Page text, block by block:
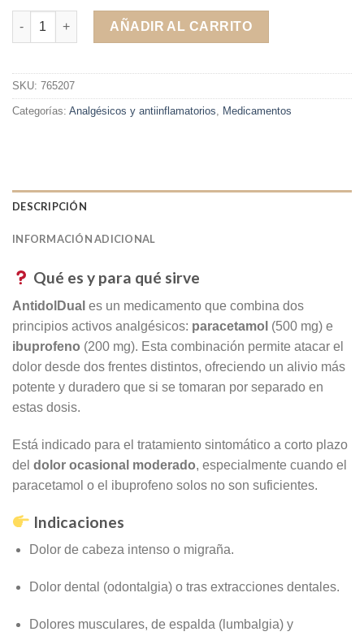
AntidolDual 500 mg/200 mg 20 comprimidos recubiertos con
AÑADIR AL CARRITO
SKU: 765207
Categorías: Analgésicos y antiinflamatorios Medicamentos
DESCRIPCIÓN
INFORMACIÓN ADICIONAL
Qué es y para qué sirve
AntidolDual es un medicamento que combina dos
principios activos analgésicos: paracetamol (500 mg) e
ibuprofeno (200 mg). Esta combinación permite atacar el
dolor desde dos frentes distintos, ofreciendo un alivio más
potente y duradero que si se tomaran por separado en
estas dosis.
Está indicado para el tratamiento sintomático a corto plazo
del dolor ocasional moderado, especialmente cuando el
paracetamol o el ibuprofeno solos no son suficientes.
Indicaciones
Dolor de cabeza intenso o migraña.
Dolor dental (odontalgia) o tras extracciones dentales.
Dolores musculares, de espalda (lumbalgia) y